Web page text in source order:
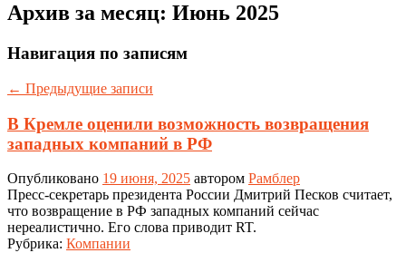
Архив за месяц: Июнь 2025
Навигация по записям
← Предыдущие записи
В Кремле оценили возможность возвращения
западных компаний в РФ
Опубликовано 19 июня, 2025 автором Рамблер
Пресс-секретарь президента России Дмитрий Песков считает,
что возвращение в РФ западных компаний сейчас
нереалистично. Его слова приводит RT.
Рубрика: Компании